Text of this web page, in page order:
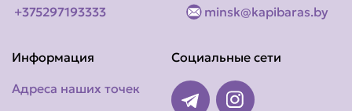
+375297193333
minsk@kapibaras.by
Информация
Адреса наших точек
Социальные сети